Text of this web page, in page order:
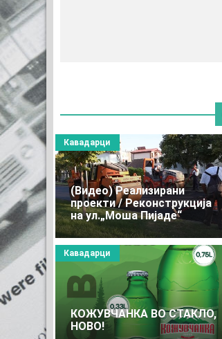
(Видео) Реализирани
проекти / Реконструкција
на ул.„Моша Пијаде“
Кавадарци
КОЖУВЧАНКА ВО СТАКЛО,
НОВО!
Кавадарци